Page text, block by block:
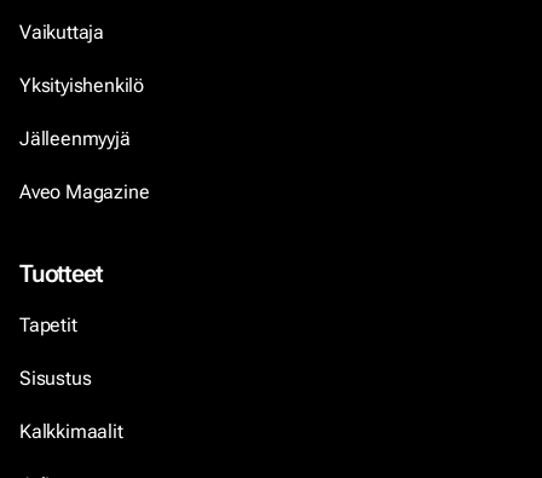
Vaikuttaja
Yksityishenkilö
Jälleenmyyjä
Aveo Magazine
Tuotteet
Tapetit
Sisustus
Kalkkimaalit